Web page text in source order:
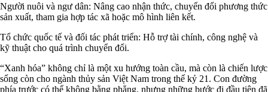
Người nuôi và ngư dân: Nâng cao nhận thức, chuyển đổi phương thức
sản xuất, tham gia hợp tác xã hoặc mô hình liên kết.
Tổ chức quốc tế và đối tác phát triển: Hỗ trợ tài chính, công nghệ và
kỹ thuật cho quá trình chuyển đổi.
“Xanh hóa” không chỉ là một xu hướng toàn cầu, mà còn là chiến lược
sống còn cho ngành thủy sản Việt Nam trong thế kỷ 21. Con đường
phía trước có thể không bằng phẳng, nhưng những bước đi đầu tiên đã